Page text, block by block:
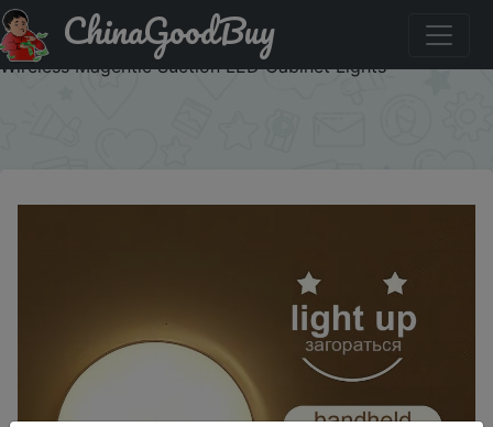
Купити на розпродажі LED Smart Human Body Sensor
Night Lights Emergency Automatic Lighting USB Charging
Wireless Magentic Suction LED Cabinet Lights
ChinaGoodBuy